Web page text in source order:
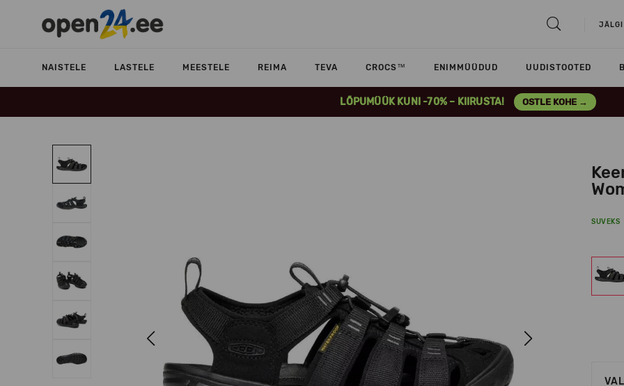
JÄLGI
NAISTELE LASTELE MEESTELE REIMA TEVA CROCS™ ENIMMÜÜDUD UUDISTOOTED
LÕPUMÜÜK KUNI -70% – KIIRUSTA! OSTLE KOHE →
Next
SUVEKS